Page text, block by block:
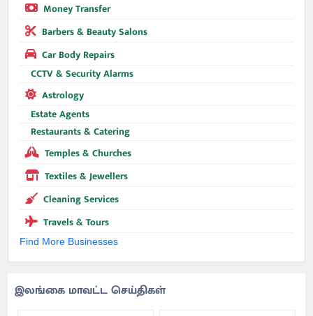
Money Transfer
Barbers & Beauty Salons
Car Body Repairs
CCTV & Security Alarms
Astrology
Estate Agents
Restaurants & Catering
Temples & Churches
Textiles & Jewellers
Cleaning Services
Travels & Tours
Find More Businesses
இலங்கை மாவட்ட செய்திகள்